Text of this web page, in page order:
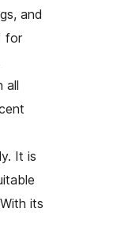
and
for
all
It is
its